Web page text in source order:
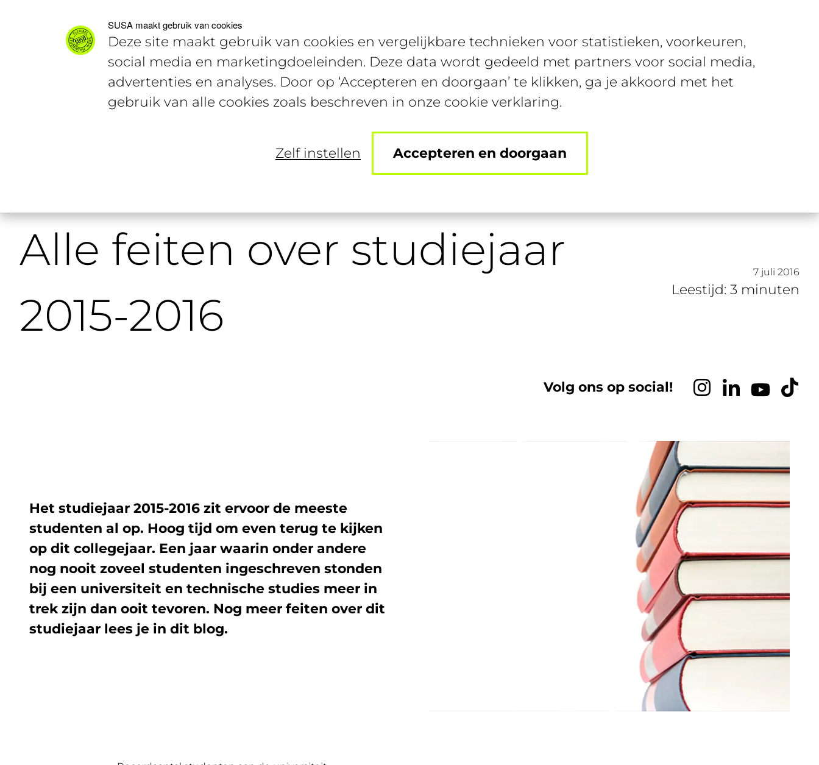
SUSA maakt gebruik van cookies
Deze site maakt gebruik van cookies en vergelijkbare technieken voor statistieken, voorkeuren,
social media en marketingdoeleinden. Deze data wordt gedeeld met partners voor social media,
advertenties en analyses. Door op ‘Accepteren en doorgaan’ te klikken, ga je akkoord met het
gebruik van alle cookies zoals beschreven in onze cookie verklaring.
Zelf instellen Accepteren en doorgaan
Bijbanen Studentencontent Join SUSA Login
Alle feiten over studiejaar 2015-2016
Alle feiten over studiejaar
2015-2016
7 juli 2016
Leestijd: 3 minuten
Volg ons op social!
Het studiejaar 2015-2016 zit ervoor de meeste
studenten al op. Hoog tijd om even terug te kijken
op dit collegejaar. Een jaar waarin onder andere
nog nooit zoveel studenten ingeschreven stonden
bij een universiteit en technische studies meer in
trek zijn dan ooit tevoren. Nog meer feiten over dit
studiejaar lees je in dit blog.